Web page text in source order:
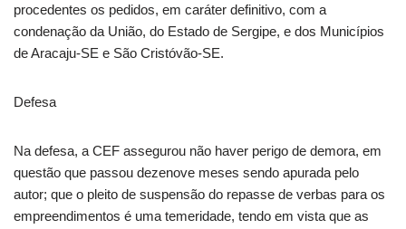
procedentes os pedidos, em caráter definitivo, com a
condenação da União, do Estado de Sergipe, e dos Municípios
de Aracaju-SE e São Cristóvão-SE.
Defesa
Na defesa, a CEF assegurou não haver perigo de demora, em
questão que passou dezenove meses sendo apurada pelo
autor; que o pleito de suspensão do repasse de verbas para os
empreendimentos é uma temeridade, tendo em vista que as